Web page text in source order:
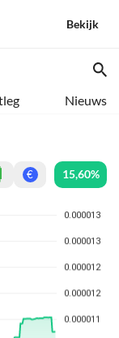
Bekijk
Nieuws
€ 15,60%